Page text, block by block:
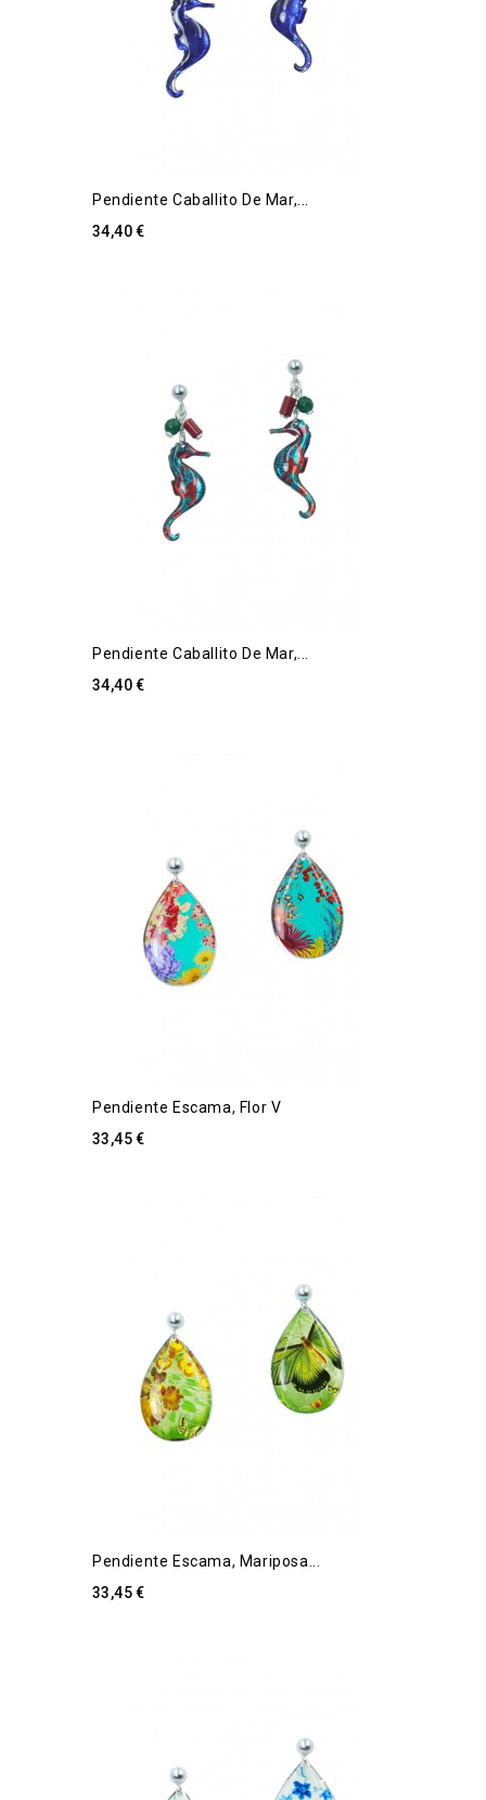
Pendiente Caballito De Mar,...
34,40 €
Pendiente Caballito De Mar,...
34,40 €
Pendiente Escama, Flor V
33,45 €
Pendiente Escama, Mariposa...
33,45 €